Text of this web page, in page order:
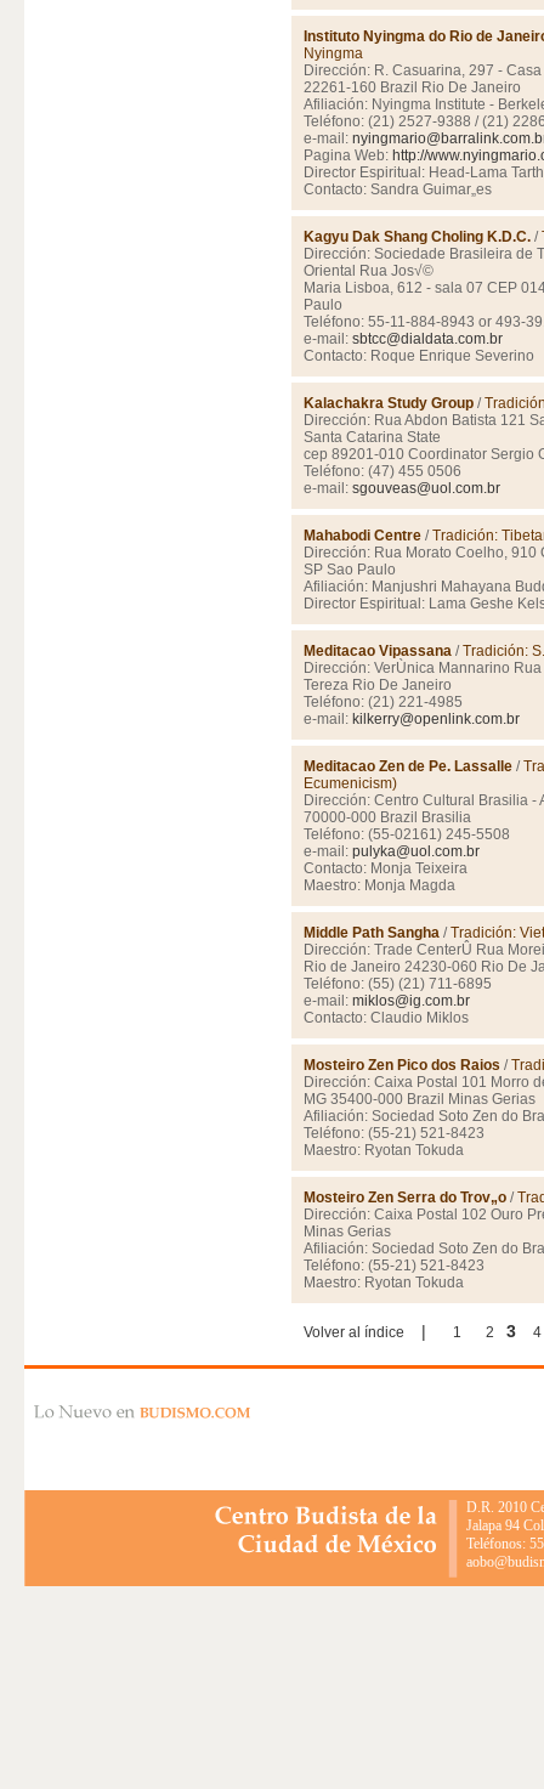
Instituto Nyingma do Rio de
Nyingma
Dirección: R. Casuarina, 297 -
22261-160 Brazil Rio De Janeiro
Afiliación: Nyingma Institute -
Teléfono: (21) 2527-9388 / (21)
e-mail:
Pagina Web: http://
Director Espiritual: Head-Lama
Contacto: Sandra Guimar„es
Kagyu Dak Shang Choling K.D.C. /
Dirección: Sociedade Brasileira de
Oriental Rua Jos√©
Maria Lisboa, 612 - sala 07 CEP
Paulo
Teléfono: 55-11-884-8943 or 493-
e-mail: sbtcc@dialdata.com.br
Contacto: Roque Enrique Severino
Kalachakra Study Group /
Dirección: Rua Abdon Batista 121
Santa Catarina State
cep 89201-010 Coordinator Sergio
Teléfono: (47) 455 0506
e-mail: sgouveas@uol.com.br
Mahabodi Centre /Tradición:
Dirección: Rua Morato Coelho, 910
SP Sao Paulo
Afiliación: Manjushri Mahayana
Director Espiritual: Lama Geshe
Meditacao Vipassana /Tradición:
Dirección: VerÙnica Mannarino
Tereza Rio De Janeiro
Teléfono: (21) 221-4985
e-mail: kilkerry@openlink.com.br
Meditacao Zen de Pe. Lassalle /
Ecumenicism)
Dirección: Centro Cultural Brasilia -
70000-000 Brazil Brasilia
Teléfono: (55-02161) 245-5508
e-mail: pulyka@uol.com.br
Contacto: Monja Teixeira
Maestro: Monja Magda
Middle Path Sangha /Tradición:
Dirección: Trade CenterÛ Rua
Rio de Janeiro 24230-060 Rio De
Teléfono: (55) (21) 711-6895
e-mail: miklos@ig.com.br
Contacto: Claudio Miklos
Mosteiro Zen Pico dos Raios /
Dirección: Caixa Postal 101 Morro
MG 35400-000 Brazil Minas Gerias
Afiliación: Sociedad Soto Zen do
Teléfono: (55-21) 521-8423
Maestro: Ryotan Tokuda
Mosteiro Zen Serra do Trov„o /
Dirección: Caixa Postal 102 Ouro
Minas Gerias
Afiliación: Sociedad Soto Zen do
Teléfono: (55-21) 521-8423
Maestro: Ryotan Tokuda
Volver al índice | 1 2 3 4
D.R. 2010
Jalapa 94
Teléfonos: